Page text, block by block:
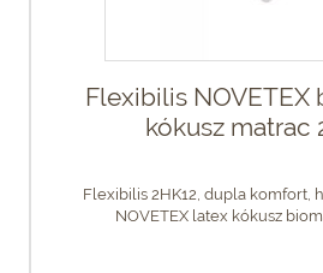
Flexibilis NOVETEX
kókusz matrac
Flexibilis 2HK12, dupla komfort,
NOVETEX latex kókusz